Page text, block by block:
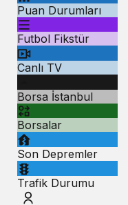
Puan Durumları
Futbol Fikstür
Canlı TV
Borsa İstanbul
Borsalar
Son Depremler
Trafik Durumu